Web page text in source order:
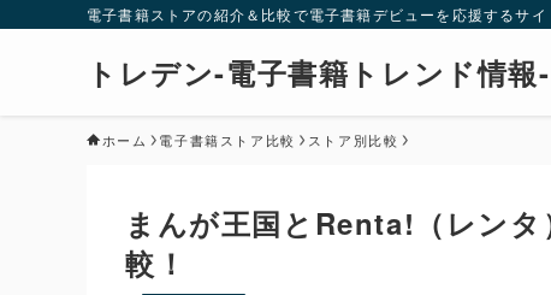
電子書籍ストアの紹介＆比較で電子書籍デビューを応援するサイ
トレデン-電子書籍トレンド情報-
ホーム 電子書籍ストア比較 ストア別比較
まんが王国とRenta!（レン
較！